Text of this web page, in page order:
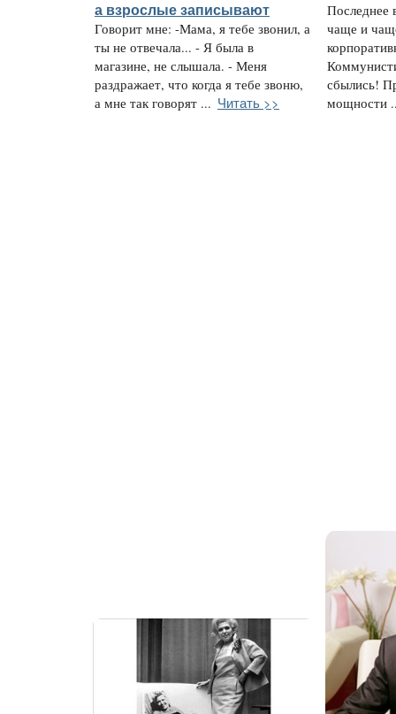
а взрослые записывают
Говорит мне: -Мама, я тебе звонил, а
ты не отвечала... - Я была в
магазине, не слышала. - Меня
раздражает, что когда я тебе звоню,
а мне так говорят ... Читать >>
Последнее
чаще и
сбылись!
мощности